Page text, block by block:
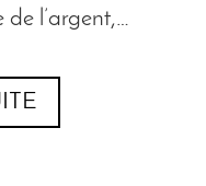
de l’argent,…